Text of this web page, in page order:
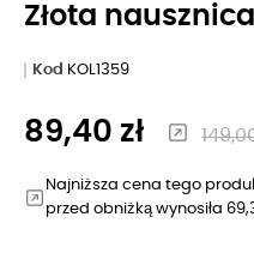
Złota
Kod KOL1359
89,40 zł
Najniższa cena tego
przed obniżką wynosiła